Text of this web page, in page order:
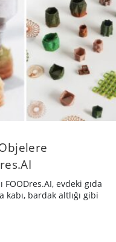
evdeki gıda
kabı, bardak altlığı gibi